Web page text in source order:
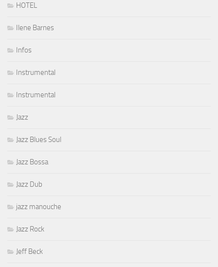
HOTEL
Ilene Barnes
Infos
Instrumental
Instrumental
Jazz
Jazz Blues Soul
Jazz Bossa
Jazz Dub
jazz manouche
Jazz Rock
Jeff Beck